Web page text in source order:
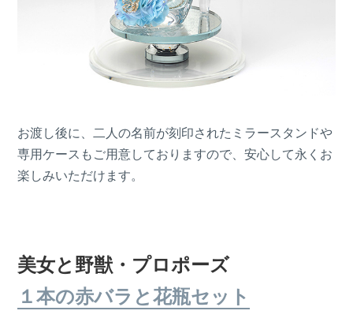
お渡し後に、二人の名前が刻印されたミラースタンドや
専用ケースもご用意しておりますので、安心して永くお
楽しみいただけます。
美女と野獣・プロポーズ
１本の赤バラと花瓶セット